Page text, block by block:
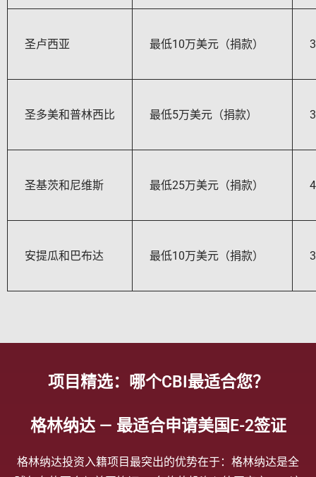
圣卢西亚 最低10万美元（捐款）
圣多美和普林西比 最低5万美元（捐款）
圣基茨和尼维斯 最低25万美元（捐款）
安提瓜和巴布达 最低10万美元（捐款）
项目精选：哪个CBI最适合您？
格林纳达 — 最适合申请美国E-2签证
格林纳达投资入籍项目最突出的优势在于：格林纳达是全